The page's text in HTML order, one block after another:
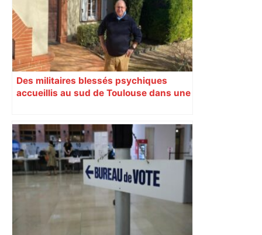
responsabilité" – Franceinfo
Des militaires blessés psychiques
accueillis au sud de Toulouse dans une